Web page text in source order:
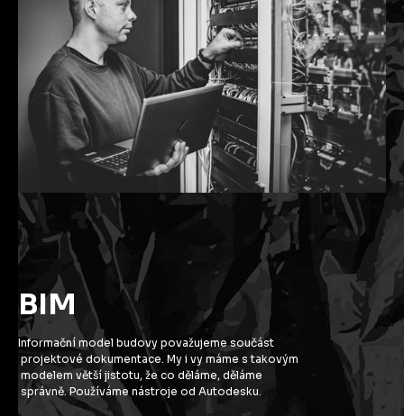
BIM
Informační model budovy považujeme součást
projektové dokumentace. My i vy máme s takovým
modelem větší jistotu, že co děláme, děláme
správně. Používáme nástroje od Autodesku.